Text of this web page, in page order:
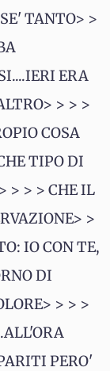
TANTO> >
ERA
> > >
COSA
TIPO DI
> > > CHE IL
>
IO CON TE,
DI
> > >
PERO'